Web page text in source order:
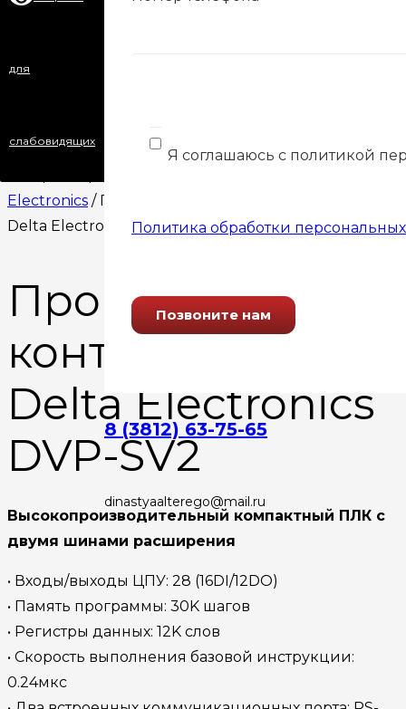
для
слабовидящих
Я соглашаюсь с политикой
Политика обработки
8 (3812) 63-75-65
dinastyaalterego@mail.ru
контроллеры
Программируемые логические
Electronics / Программируемые контроллеры
Delta Electronics DVP-SV2
контроллеры
Delta Electronics
DVP-SV2
Высокопроизводительный компактный ПЛК с
двумя шинами расширения
• Входы/выходы ЦПУ: 28 (16DI/12DO)
• Память программы: 30K шагов
• Регистры данных: 12K слов
• Скорость выполнения базовой инструкции:
0.24мкс